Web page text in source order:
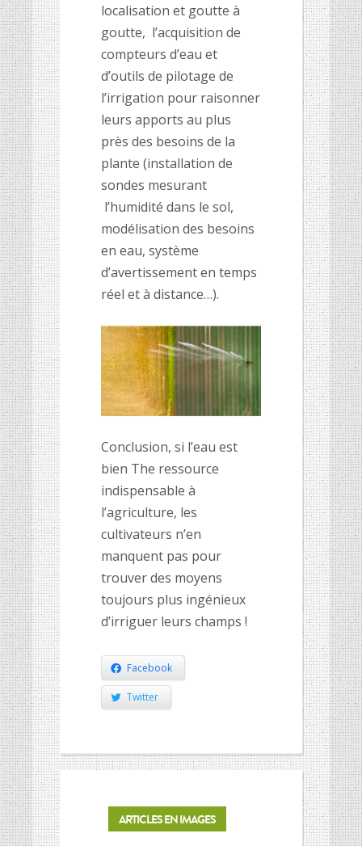
localisation et goutte à
goutte, l’acquisition de
compteurs d’eau et
d’outils de pilotage de
l’irrigation pour raisonner
leurs apports au plus
près des besoins de la
plante (installation de
sondes mesurant
l’humidité dans le sol,
modélisation des besoins
en eau, système
d’avertissement en temps
réel et à distance…).
Conclusion, si l’eau est
bien The ressource
indispensable à
l’agriculture, les
cultivateurs n’en
manquent pas pour
trouver des moyens
toujours plus ingénieux
d’irriguer leurs champs !
Facebook
Twitter
ARTICLES EN IMAGES